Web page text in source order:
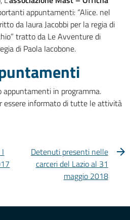
appuntamenti: “Alice. nel
da laura Jacobbi per la regia di
tratto da Le Avventure di
di Paola Iacobone.
in programma.
essere informato di tutte le attività
I
Detenuti presenti nelle
carceri del Lazio al 31
maggio 2018